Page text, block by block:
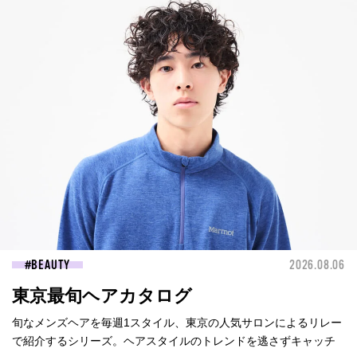
BEAUTY 2026.08.06
東京最旬ヘアカタログ
旬なメンズヘアを毎週1スタイル、東京の人気サロンによるリレー
で紹介するシリーズ。ヘアスタイルのトレンドを逃さずキャッチ